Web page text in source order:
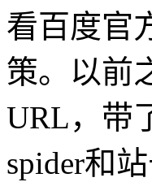
看百度官
策。以前
URL，带
spider和